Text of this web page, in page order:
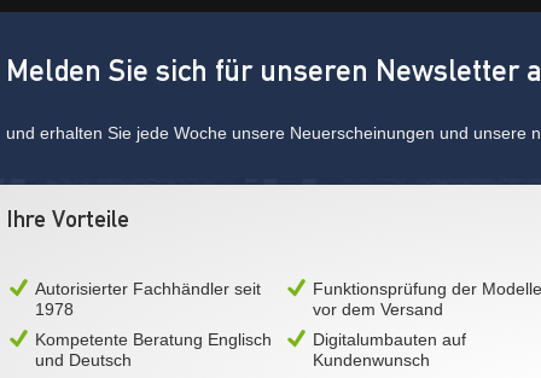
Melden Sie sich für unseren Newsletter
und erhalten Sie jede Woche unsere Neuerscheinungen und unsere
Ihre Vorteile
Autorisierter Fachhändler seit
1978
Funktionsprüfung der Modelle
vor dem Versand
Kompetente Beratung Englisch
und Deutsch
Digitalumbauten auf
Kundenwunsch